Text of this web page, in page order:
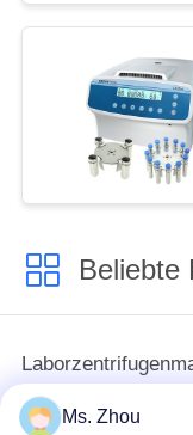
Beliebte
Ms. Zhou